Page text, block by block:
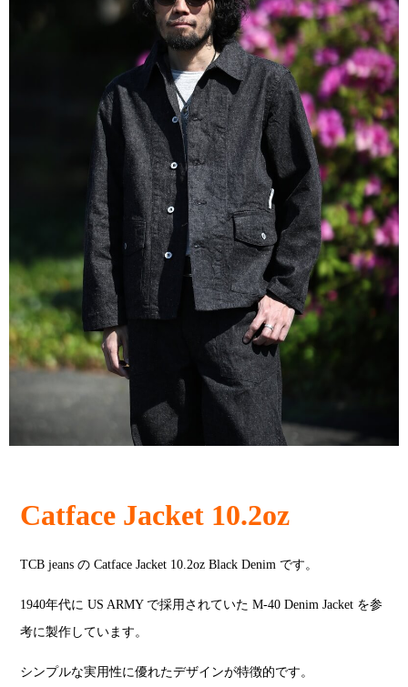
Catface Jacket 10.2oz
TCB jeans の Catface Jacket 10.2oz Black Denim です。
1940年代に US ARMY で採用されていた M-40 Denim Jacket を参
考に製作しています。
シンプルな実用性に優れたデザインが特徴的です。